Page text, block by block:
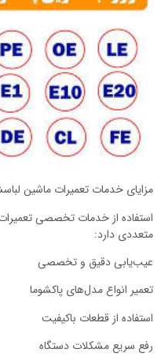
مزایای خدمات تعمیرات ماشین
استفاده از خدمات تخصصی
متعددی دارد:
عیب‌یابی دقیق و تخصصی
تعمیر انواع مدل‌های پاکشوما
استفاده از قطعات باکیفیت
رفع سریع مشکلات دستگاه